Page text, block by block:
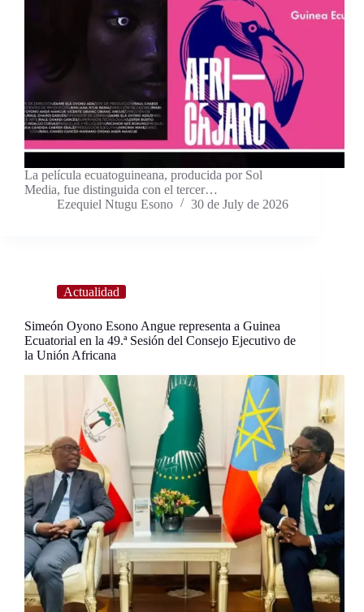
La película ecuatoguineana, producida por Sol
Media, fue distinguida con el tercer…
Ezequiel Ntugu Esono
30 de July de 2026
Actualidad
Simeón Oyono Esono Angue representa a Guinea
Ecuatorial en la 49.ª Sesión del Consejo Ejecutivo de
la Unión Africana